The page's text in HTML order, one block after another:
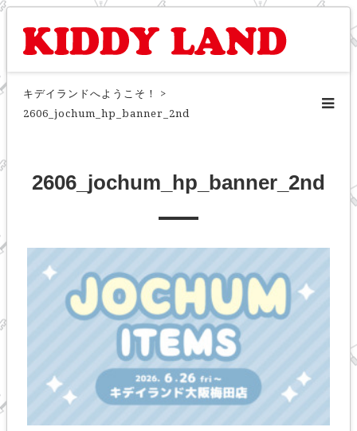
キデイランドへようこそ！
>
2606_jochum_hp_banner_2nd
2606_jochum_hp_banner_2nd